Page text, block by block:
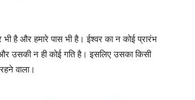
है और हमारे पास भी है। ईश्वर का न कोई प्रारंभ
और उसकी न ही कोई गति है। इसलिए उसका किसी
वाला।